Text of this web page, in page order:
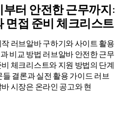
터 안전한 근무까지:
면접 준비 체크리스트
러브알바 구하기와 사이트 활용
비교 방법 러브알바 안전한 근무
체크리스트와 지원 방법의 단계
결론과 실전 활용 가이드 러브
시장은 온라인 공고와 현